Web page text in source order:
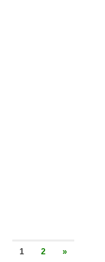
Stránkovanie
1 2
NEXT
»